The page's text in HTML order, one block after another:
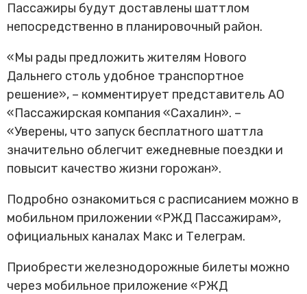
Пассажиры будут доставлены шаттлом
непосредственно в планировочный район.
«Мы рады предложить жителям Нового
Дальнего столь удобное транспортное
решение», – комментирует представитель АО
«Пассажирская компания «Сахалин». –
«Уверены, что запуск бесплатного шаттла
значительно облегчит ежедневные поездки и
повысит качество жизни горожан».
Подробно ознакомиться с расписанием можно в
мобильном приложении «РЖД Пассажирам»,
официальных каналах Макс и Телеграм.
Приобрести железнодорожные билеты можно
через мобильное приложение «РЖД